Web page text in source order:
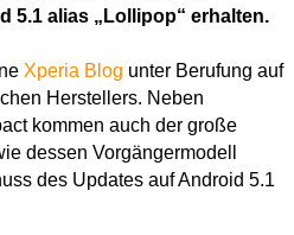
5.1 alias „Lollipop“ erhalten.
Xperia Blog unter Berufung auf
Herstellers. Neben
kommen auch der große
dessen Vorgängermodell
des Updates auf Android 5.1